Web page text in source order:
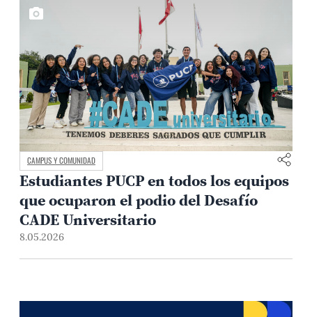
CAMPUS Y COMUNIDAD
Estudiantes PUCP en todos los equipos
que ocuparon el podio del Desafío
CADE Universitario
8.05.2026